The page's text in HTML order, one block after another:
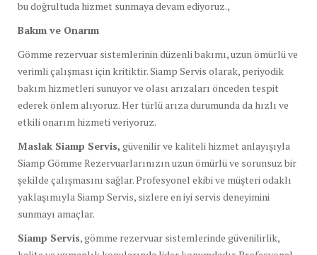
bu doğrultuda hizmet sunmaya devam ediyoruz.,
Bakım ve Onarım
Gömme rezervuar sistemlerinin düzenli bakımı, uzun ömürlü ve
verimli çalışması için kritiktir. Siamp Servis olarak, periyodik
bakım hizmetleri sunuyor ve olası arızaları önceden tespit
ederek önlem alıyoruz. Her türlü arıza durumunda da hızlı ve
etkili onarım hizmeti veriyoruz.
Maslak Siamp Servis, güvenilir ve kaliteli hizmet anlayışıyla
Siamp Gömme Rezervuarlarınızın uzun ömürlü ve sorunsuz bir
şekilde çalışmasını sağlar. Profesyonel ekibi ve müşteri odaklı
yaklaşımıyla Siamp Servis, sizlere en iyi servis deneyimini
sunmayı amaçlar.
Siamp Servis, gömme rezervuar sistemlerinde güvenilirlik,